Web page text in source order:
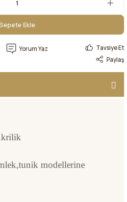
Ekle
Sepete EkleYorum Yaz
Tavsiye Et
Paylaş
modellerine